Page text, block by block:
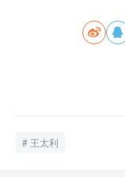
 
王太利